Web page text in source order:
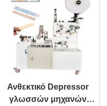
Ανθεκτικό Depressor
γλωσσών μηχανών